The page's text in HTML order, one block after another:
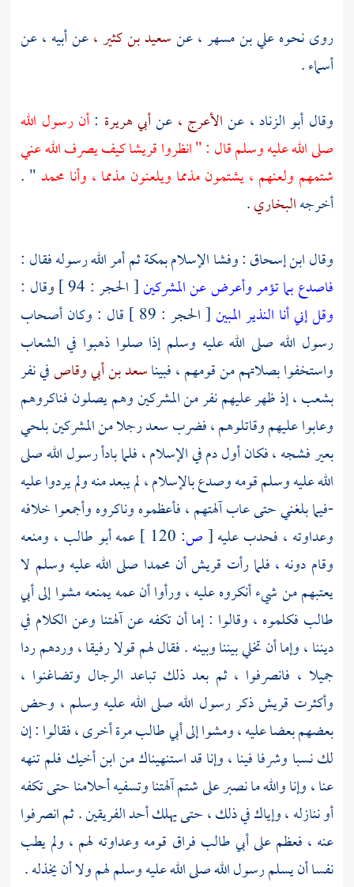
روى نحوهعلي بن مسهر ،عنسعيد بن كثير ،عن أبيه ، عن
أسماء.
وقال أبو الزناد ، عنالأعرج ، عنأبي هريرة :أن رسول الله
صلى الله عليه وسلم قال : " انظرواقريشاكيف يصرف الله عني
شتمهم ولعنهم ، يشتمون مذمما ويلعنون مذمما ، وأنا محمد" .
أخرجهالبخاري.
وقالابن إسحاق: وفشا الإسلامبمكةثم أمر الله رسوله فقال :
فاصدع بما تؤمر وأعرض عن المشركين[ الحجر : 94 ] وقال :
وقل إني أنا النذير المبين
[ الحجر : 89 ] قال : وكان أصحاب
رسول الله صلى الله عليه وسلم إذا صلوا ذهبوا في الشعاب
واستخفوا بصلاتهم من قومهم ، فبيناسعد بن أبي وقاصفي نفر
بشعب ، إذ ظهر عليهم نفر من المشركين وهم يصلون فناكروهم
وعابوا عليهم وقاتلوهم ، فضربسعدرجلا من المشركين بلحي
بعير فشجه ، فكان أول دم في الإسلام ، فلما بادأ رسول الله صلى
الله عليه وسلم قومه وصدع بالإسلام ، لم يبعد منه ولم يردوا عليه
-فيما بلغني حتى عاب آلهتهم ، فأعظموه وناكروه وأجمعوا خلافه
وعداوته ، فحدب عليه[ص: عمهأبو طالب ، ومنعه
وقام دونه ، فلما رأت قريشأن محمدا صلى الله عليه وسلم لا
يعتبهم من شيء أنكروه عليه ، ورأوا أن عمه يمنعه مشوا إلىأبي
طالب فكلموه ، وقالوا : إما أن تكفه عن آلهتنا وعن الكلام في
ديننا ، وإما أن تخلي بيننا وبينه . فقال لهم قولا رفيقا ، وردهم ردا
جميلا ، فانصرفوا ، ثم بعد ذلك تباعد الرجال وتضاغنوا ،
وأكثرت قريشذكر رسول الله صلى الله عليه وسلم ، وحض
بعضهم بعضا عليه ، ومشوا إلىأبي طالبمرة أخرى ، فقالوا : إن
لك نسبا وشرفا فينا ، وإنا قد استنهيناك من ابن أخيك فلم تنهه
عنا ، وإنا والله ما نصبر على شتم آلهتنا وتسفيه أحلامنا حتى تكفه
أو ننازله ، وإياك في ذلك ، حتى يهلك أحد الفريقين . ثم انصرفوا
عنه ، فعظم علىأبي طالب فراق قومه وعداوته لهم ، ولم يطب
نفسا أن يسلم رسول الله صلى الله عليه وسلم لهم ولا أن يخذله .